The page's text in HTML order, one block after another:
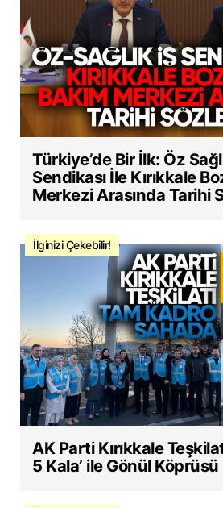
Türkiye’de Bir İlk: Öz
Sendikası İle Kırıkkale
Merkezi Arasında Tarihi
İlginizi Çekebilir!
AK Parti Kırıkkale
5 Kala’ ile Gönül Köprüsü